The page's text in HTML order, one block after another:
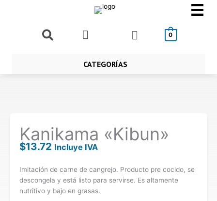
Buscar 0
CATEGORÍAS
Kanikama «Kibun»
$13.72 Incluye IVA
Imitación de carne de cangrejo. Producto pre cocido, se
descongela y está listo para servirse. Es altamente
nutritivo y bajo en grasas.